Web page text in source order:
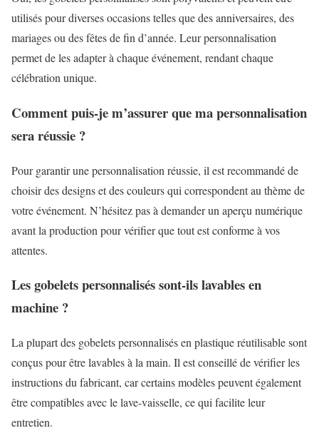
utilisés pour diverses occasions telles que des anniversaires, des
mariages ou des fêtes de fin d’année. Leur personnalisation
permet de les adapter à chaque événement, rendant chaque
célébration unique.
Comment puis-je m’assurer que ma personnalisation
sera réussie ?
Pour garantir une personnalisation réussie, il est recommandé de
choisir des designs et des couleurs qui correspondent au thème de
votre événement. N’hésitez pas à demander un aperçu numérique
avant la production pour vérifier que tout est conforme à vos
attentes.
Les gobelets personnalisés sont-ils lavables en
machine ?
La plupart des gobelets personnalisés en plastique réutilisable sont
conçus pour être lavables à la main. Il est conseillé de vérifier les
instructions du fabricant, car certains modèles peuvent également
être compatibles avec le lave-vaisselle, ce qui facilite leur
entretien.